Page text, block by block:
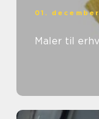
01.
Maler til